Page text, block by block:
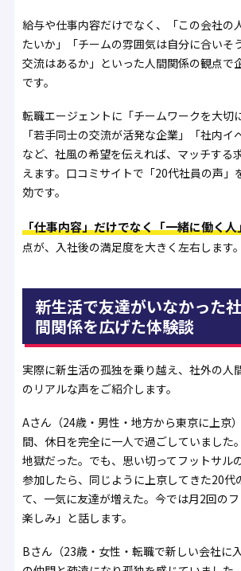
給与や仕事内容だけでなく、「この会社の
たいか」「チームの雰囲気は自分に合いそ
交流はあるか」といった人間関係の観点で
です。
転職エージェントに「チームワークを大切
「若手同士の交流が活発な企業」「社内イ
など、社風の希望を伝えれば、マッチする
えます。口コミサイトで「20代社員の声」
効です。
「仕事内容」だけでなく「一緒に働く人
点が、入社後の満足度を大きく左右します。
新生活で友達がいなかった
間関係を広げた体験談
実際に新生活の孤独を乗り越え、社外の人
のリアルな声をご紹介します。
Aさん（24歳・男性・地方から東京に上京
間、休日を完全に一人で過ごしていました
地獄だった。でも、思い切ってフットサル
参加したら、同じように上京してきた20代
て、一気に友達が増えた。今では月2回の
楽しみ」と話します。
Bさん（23歳・女性・転職で新しい会社に